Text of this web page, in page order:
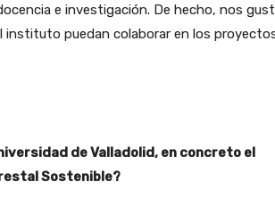
e investigación. De hecho, nos
instituto puedan colaborar en los
de Valladolid, en concreto el
Sostenible?